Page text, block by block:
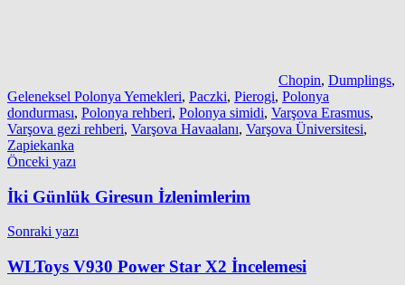
Chopin, Dumplings,
Geleneksel Polonya Yemekleri, Paczki, Pierogi, Polonya
dondurması, Polonya rehberi, Polonya simidi, Varşova Erasmus,
Varşova gezi rehberi, Varşova Havaalanı, Varşova Üniversitesi,
Zapiekanka
Yazı
gezinmesi
Önceki yazı
İki Günlük Giresun İzlenimlerim
Sonraki yazı
WLToys V930 Power Star X2 İncelemesi